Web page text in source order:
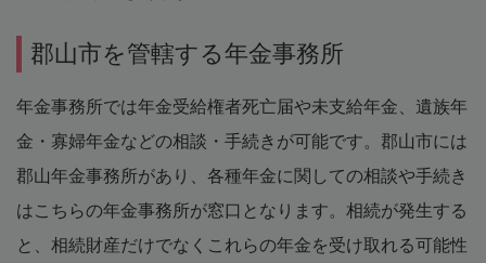
郡山市を管轄する年金事務所
年金事務所では年金受給権者死亡届や未支給年金、遺族年
金・寡婦年金などの相談・手続きが可能です。郡山市には
郡山年金事務所があり、各種年金に関しての相談や手続き
はこちらの年金事務所が窓口となります。相続が発生する
と、相続財産だけでなくこれらの年金を受け取れる可能性